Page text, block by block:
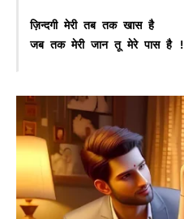
ज़िन्दगी मेरी तब तक खास है
जब तक मेरी जान तू मेरे पास है !